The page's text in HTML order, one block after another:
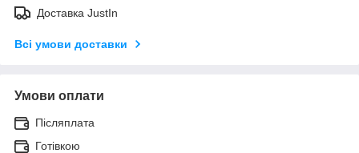
Доставка JustIn
Всі умови доставки
Умови оплати
Післяплата
Готівкою